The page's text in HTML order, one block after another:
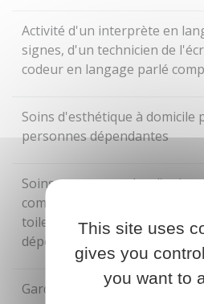
Activité d'un interprète en
signes, d'un technicien de
codeur en langage parlé
Soins d'esthétique à domicile
personnes dépendantes
Soins et promenades
compagnie (sauf soins
toilettage), pour les
dépendantes
Garde d'enfants à domicile et
This site uses
gives you
you want to